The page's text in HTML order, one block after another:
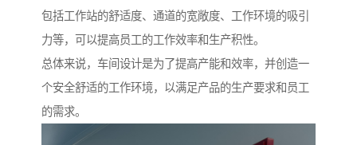
包括工作站的舒适度、通道的宽敞度、工作环境的吸引
力等，可以提高员工的工作效率和生产积性。
总体来说，车间设计是为了提高产能和效率，并创造一
个安全舒适的工作环境，以满足产品的生产要求和员工
的需求。